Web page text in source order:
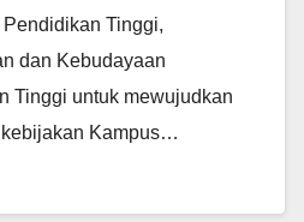
Tinggi,
dan Kebudayaan
Tinggi untuk mewujudkan
Kampus…